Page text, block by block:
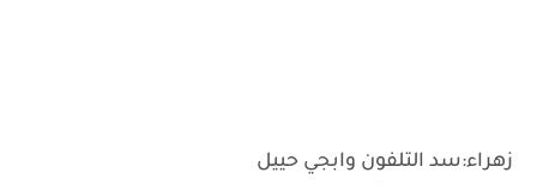
زهراء:سد التلفون وابجي حييل